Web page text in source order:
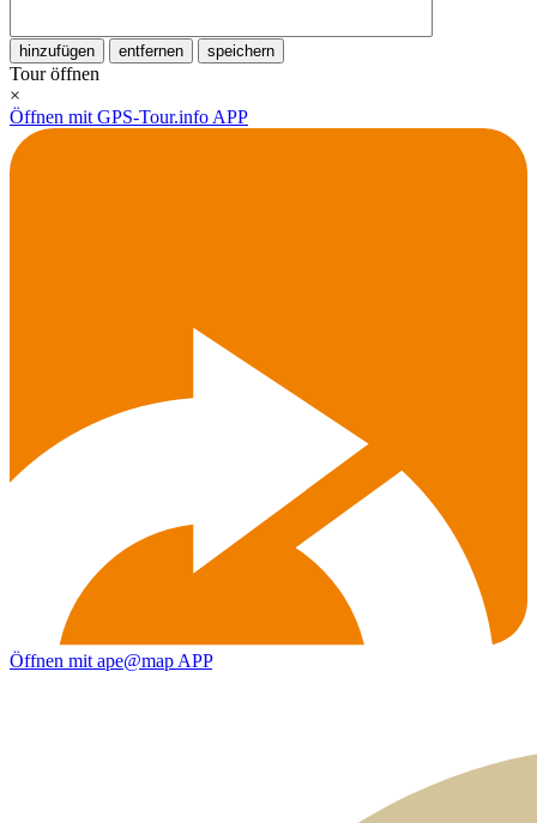
hinzufügen entfernen speichern
Tour öffnen
×
Öffnen mit GPS-Tour.info APP
Öffnen mit ape@map APP